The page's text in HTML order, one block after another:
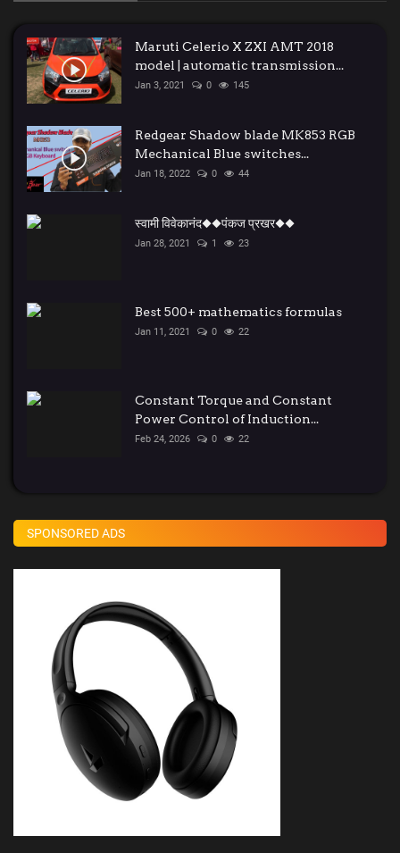
Maruti Celerio X ZXI AMT 2018
model | automatic transmission...
Jan 3, 2021 0 145
Redgear Shadow blade MK853 RGB
Mechanical Blue switches...
Jan 18, 2022 0 44
स्वामी विवेकानंद◆◆पंकज प्रखर◆◆
Jan 28, 2021 1 23
Best 500+ mathematics formulas
Jan 11, 2021 0 22
Constant Torque and Constant
Power Control of Induction...
Feb 24, 2026 0 22
SPONSORED ADS